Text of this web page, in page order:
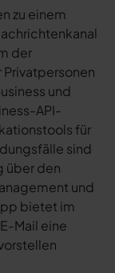
zu einem
der
und
API-
für
sind
über den
und
bietet im
Mail eine